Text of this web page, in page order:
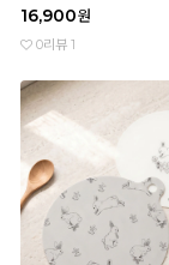
16,900원
0리뷰 1